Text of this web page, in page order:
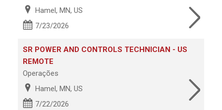
Hamel, MN, US
7/23/2026
SR POWER AND CONTROLS TECHNICIAN - US
REMOTE
Operações
Hamel, MN, US
7/22/2026